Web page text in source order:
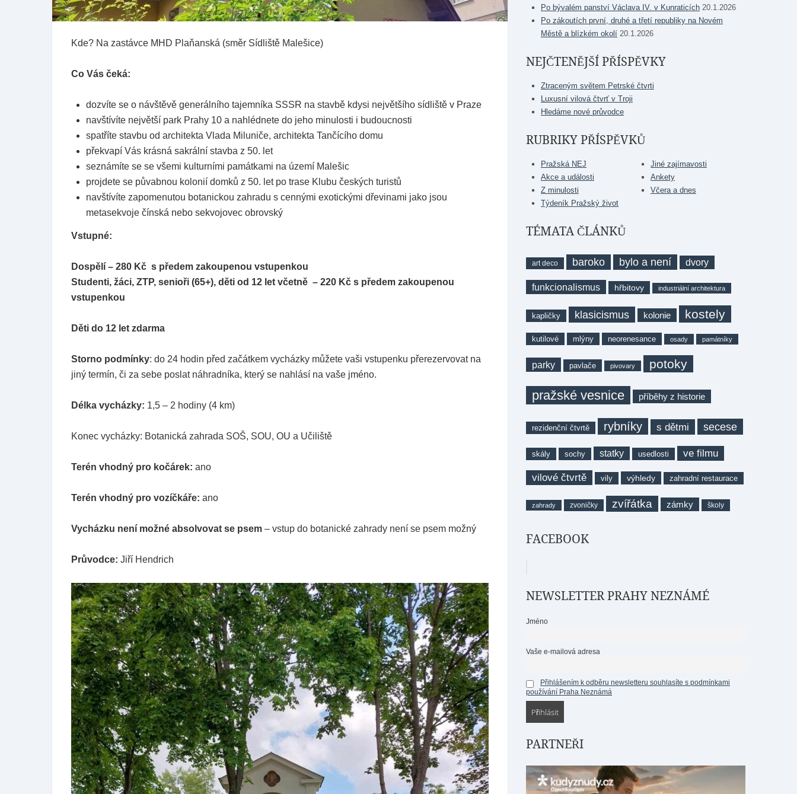
Kde? Na zastávce MHD Plaňanská (směr Sídliště Malešice)
Co Vás čeká:
dozvíte se o návštěvě generálního tajemníka SSSR na stavbě kdysi největšího sídliště v Praze
navštívíte největší park Prahy 10 a nahlédnete do jeho minulosti i budoucnosti
spatříte stavbu od architekta Vlada Miluniče, architekta Tančícího domu
překvapí Vás krásná sakrální stavba z 50. let
seznámíte se se všemi kulturními památkami na území Malešic
projdete se půvabnou kolonií domků z 50. let po trase Klubu českých turistů
navštívíte zapomenutou botanickou zahradu s cennými exotickými dřevinami jako jsou
metasekvoje čínská nebo sekvojovec obrovský
Vstupné:
Dospělí – 280 Kč s předem zakoupenou vstupenkou
Studenti, žáci, ZTP, senioři (65+), děti od 12 let včetně – 220 Kč s předem zakoupenou
vstupenkou
Děti do 12 let zdarma
Storno podmínky: do 24 hodin před začátkem vycházky můžete vaši vstupenku přerezervovat na
jiný termín, či za sebe poslat náhradníka, který se nahlásí na vaše jméno.
Délka vycházky: 1,5 – 2 hodiny (4 km)
Konec vycházky: Botanická zahrada SOŠ, SOU, OU a Učiliště
Terén vhodný pro kočárek: ano
Terén vhodný pro vozíčkáře: ano
Vycházku není možné absolvovat se psem – vstup do botanické zahrady není se psem možný
Průvodce: Jiří Hendrich
Po bývalém panství Václava IV. v Kunraticích 20.1.2026
Po zákoutích první, druhé a třetí republiky na Novém
Městě a blízkém okolí 20.1.2026
NEJČTENĚJŠÍ PŘÍSPĚVKY
Ztraceným světem Petrské čtvrti
Luxusní vilová čtvrť v Troji
Hledáme nové průvodce
RUBRIKY PŘÍSPĚVKŮ
Pražská NEJ
Akce a události
Z minulosti
Týdeník Pražský život
Jiné zajímavosti
Ankety
Včera a dnes
TÉMATA ČLÁNKŮ
art deco baroko bylo a není dvory
funkcionalismus hřbitovy industriální architektura
kapličky klasicismus kolonie kostely
kutilové mlýny neorenesance osady památníky
parky pavlače pivovary potoky
pražské vesnice příběhy z historie
rezidenční čtvrtě rybníky s dětmi secese
skály sochy statky usedlosti ve filmu
vilové čtvrtě vily výhledy zahradní restaurace
zahrady zvoničky zvířátka zámky školy
FACEBOOK
NEWSLETTER PRAHY NEZNÁMÉ
Jméno
Vaše e-mailová adresa
Přihlášením k odběru newsletteru souhlasíte s podmínkami
používání Praha Neznámá
PARTNEŘI